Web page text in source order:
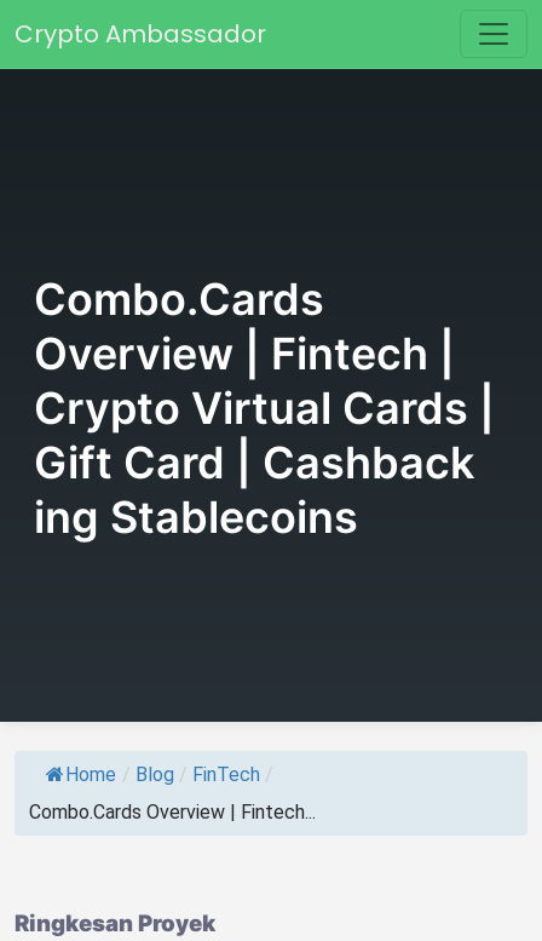
Main Navigation
Crypto Ambassador
Combo.Cards
Overview | Fintech |
Crypto Virtual Cards |
Gift Card | Cashback
ing Stablecoins
Home / Blog / FinTech /
Combo.Cards Overview | Fintech...
Ringkesan Proyek